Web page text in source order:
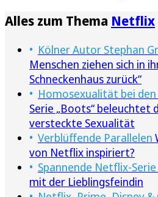
Alles zum Thema Netflix
Kölner Autor Stephan
Menschen ziehen sich in
Schneckenhaus zurück“
Homosexualität bei den
Serie „Boots“ beleuchtet
versteckte Sexualität
Verblüffende Parallelen
von Netflix inspiriert?
Spannende Netflix-
mit der Lieblingsfeindin